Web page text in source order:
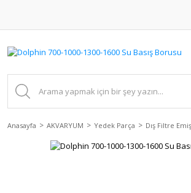
Anasayfa AKVARYUM Yedek Parça Dış Filtre